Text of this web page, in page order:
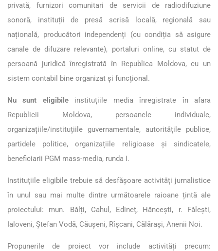
privată, furnizori comunitari de servicii de radiodifuziune
sonoră, instituții de presă scrisă locală, regională sau
națională, producători independenți (cu condiția să asigure
canale de difuzare relevante), portaluri online, cu statut de
persoană juridică înregistrată în Republica Moldova, cu un
sistem contabil bine organizat și funcțional.
Nu sunt eligibileinstituțiile media înregistrate în afara
Republicii Moldova, persoanele individuale,
organizațiile/instituțiile guvernamentale, autoritățile publice,
partidele politice, organizațiile religioase și sindicatele,
beneficiarii PGM mass-media, runda I.
Instituțiile eligibile trebuie să desfășoare activități jurnalistice
în unul sau mai multe dintre următoarele raioane țintă ale
proiectului: mun. Bălți, Cahul, Edineț, Hâncești, r. Fălești,
Ialoveni, Ștefan Vodă, Căușeni, Rîșcani, Călărași, Anenii Noi.
Propunerile de proiect vor include activități precum: